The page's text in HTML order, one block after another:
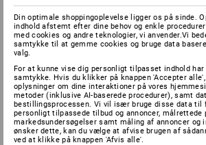
Veksler modtages ikke. Kundens betaling
forsent, hvis den ikke er ankommet til
dage, fra faktura eller
kunden.
Hvis du har spørgsmål, er vi parat til at
dk@strauss.com
tilbage
Din optimale shoppingoplevelse ligger os på sinde.
indhold afstemt efter dine behov og enkle
med cookies og andre teknologier, vi anvender.Vi
samtykke til at gemme cookies og bruge data
valg.
For at kunne vise dig personligt tilpasset indhold
samtykke. Hvis du klikker på knappen 'Accepter
oplysninger om dine interaktioner på vores
metoder (inklusive AI-baserede procedurer), samt
bestillingsprocessen. Vi vil især bruge disse data til
personligt tilpassede tilbud og annoncer, målrettede
markedsundersøgelser samt måling af annoncer og
ønsker dette, kan du vælge at afvise brugen af
ved at klikke på knappen 'Afvis alle'.